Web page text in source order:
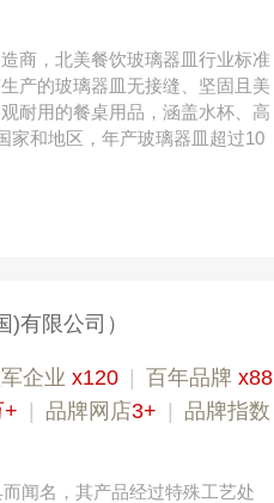
商，北美餐饮玻璃器皿行业标准
产的玻璃器皿无接缝、坚固且美
耐用的餐桌用品，涵盖水杯、高
家和地区，年产玻璃器皿超过10
)有限公司）
企业 x120 百年品牌 x88
+ 品牌网店3+
品牌指数
闻名，其产品经过特殊工艺处